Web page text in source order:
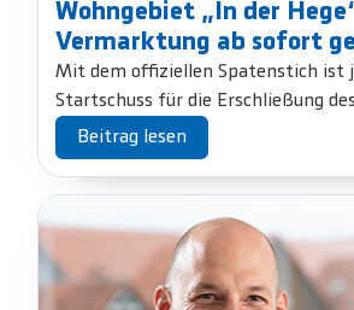
Wohngebiet „In der
Vermarktung ab sofort
Mit dem offiziellen Spatenstich ist
Startschuss für die Erschließung des
Beitrag lesen